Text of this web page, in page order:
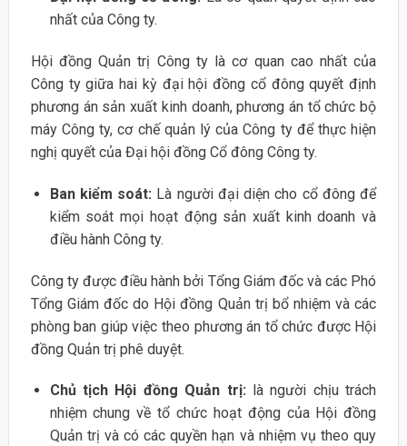
nhất của Công ty.
Hội đồng Quản trị Công ty là cơ quan cao nhất của
Công ty giữa hai kỳ đại hội đồng cổ đông quyết định
phương án sản xuất kinh doanh, phương án tổ chức bộ
máy Công ty, cơ chế quản lý của Công ty để thực hiện
nghị quyết của Đại hội đồng Cổ đông Công ty.
Ban kiểm soát: Là người đại diện cho cổ đông để
kiểm soát mọi hoạt động sản xuất kinh doanh và
điều hành Công ty.
Công ty được điều hành bởi Tổng Giám đốc và các Phó
Tổng Giám đốc do Hội đồng Quản trị bổ nhiệm và các
phòng ban giúp việc theo phương án tổ chức được Hội
đồng Quản trị phê duyệt.
Chủ tịch Hội đồng Quản trị: là người chịu trách
nhiệm chung về tổ chức hoạt động của Hội đồng
Quản trị và có các quyền hạn và nhiệm vụ theo quy